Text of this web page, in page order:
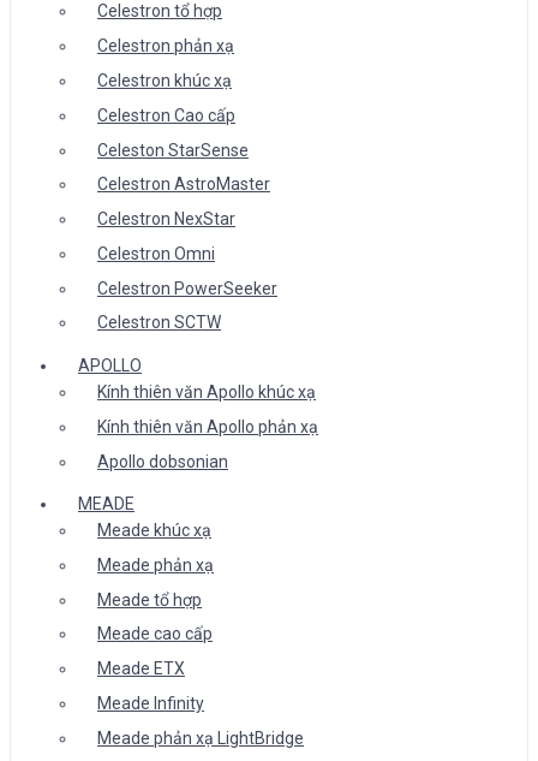
Celestron tổ hợp
Celestron phản xạ
Celestron khúc xạ
Celestron Cao cấp
Celeston StarSense
Celestron AstroMaster
Celestron NexStar
Celestron Omni
Celestron PowerSeeker
Celestron SCTW
APOLLO
Kính thiên văn Apollo khúc xạ
Kính thiên văn Apollo phản xạ
Apollo dobsonian
MEADE
Meade khúc xạ
Meade phản xạ
Meade tổ hợp
Meade cao cấp
Meade ETX
Meade Infinity
Meade phản xạ LightBridge